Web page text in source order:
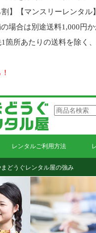
】【マンスリーレンタル
場合は別途送料1,000円か
所あたりの送料を除く